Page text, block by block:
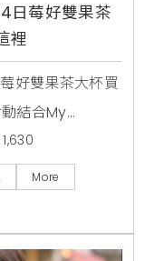
日莓好雙果茶
裡
好雙果茶大杯買
結合My
與蔓越莓融合
1,630
More